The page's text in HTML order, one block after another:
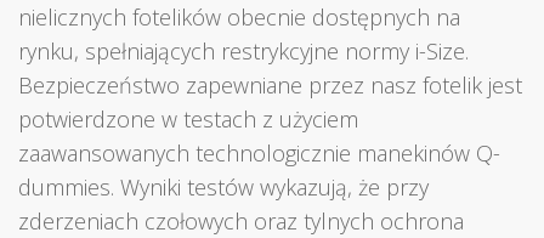
nielicznych fotelików obecnie dostępnych na
rynku, spełniających restrykcyjne normy i-Size.
Bezpieczeństwo zapewniane przez nasz fotelik jest
potwierdzone w testach z użyciem
zaawansowanych technologicznie manekinów Q-
dummies. Wyniki testów wykazują, że przy
zderzeniach czołowych oraz tylnych ochrona